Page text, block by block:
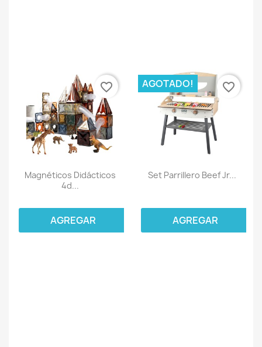
Magnéticos Didácticos
4d...
AGREGAR
favorite_border
Set Parrillero Beef Jr...
AGOTADO!
AGREGAR
favorite_border